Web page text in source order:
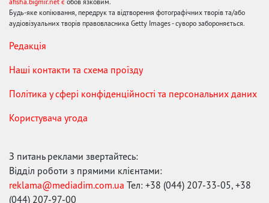
Будь-яке копіювання, передрук та відтворення фотографічних творів та/або
аудіовізуальних творів правовласника Getty Images - суворо забороняється.
Редакція
Наші контакти та схема проїзду
Політика у сфері конфіденційності та персональних даних
Користувача угода
З питань реклами звертайтесь:
Відділ роботи з прямими клієнтами:
reklama@mediadim.com.ua Тел: +38 (044) 207-33-05, +38
(044) 207-97-00